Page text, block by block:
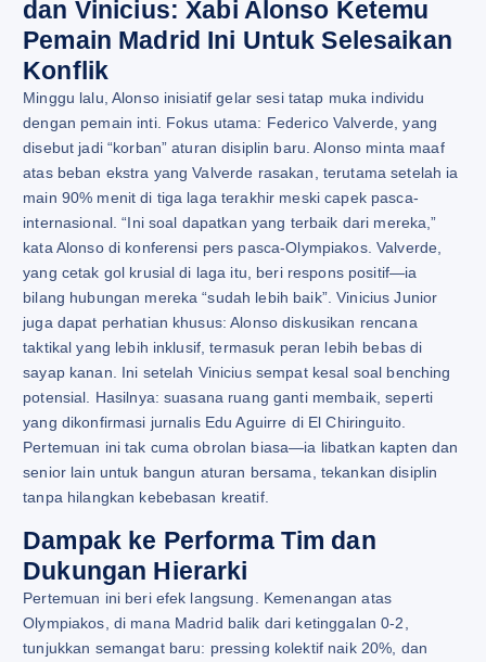
dan Vinicius: Xabi Alonso Ketemu
Pemain Madrid Ini Untuk Selesaikan
Konflik
Minggu lalu, Alonso inisiatif gelar sesi tatap muka individu
dengan pemain inti. Fokus utama: Federico Valverde, yang
disebut jadi “korban” aturan disiplin baru. Alonso minta maaf
atas beban ekstra yang Valverde rasakan, terutama setelah ia
main 90% menit di tiga laga terakhir meski capek pasca-
internasional. “Ini soal dapatkan yang terbaik dari mereka,”
kata Alonso di konferensi pers pasca-Olympiakos. Valverde,
yang cetak gol krusial di laga itu, beri respons positif—ia
bilang hubungan mereka “sudah lebih baik”. Vinicius Junior
juga dapat perhatian khusus: Alonso diskusikan rencana
taktikal yang lebih inklusif, termasuk peran lebih bebas di
sayap kanan. Ini setelah Vinicius sempat kesal soal benching
potensial. Hasilnya: suasana ruang ganti membaik, seperti
yang dikonfirmasi jurnalis Edu Aguirre di El Chiringuito.
Pertemuan ini tak cuma obrolan biasa—ia libatkan kapten dan
senior lain untuk bangun aturan bersama, tekankan disiplin
tanpa hilangkan kebebasan kreatif.
Dampak ke Performa Tim dan
Dukungan Hierarki
Pertemuan ini beri efek langsung. Kemenangan atas
Olympiakos, di mana Madrid balik dari ketinggalan 0-2,
tunjukkan semangat baru: pressing kolektif naik 20%, dan